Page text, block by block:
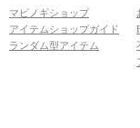
マビノギショップ
アイテムショップガイド
ランダム型アイテム